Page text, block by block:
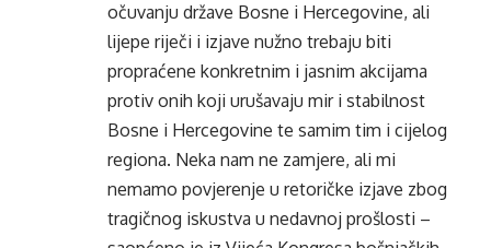
očuvanju države Bosne i Hercegovine, ali
lijepe riječi i izjave nužno trebaju biti
propraćene konkretnim i jasnim akcijama
protiv onih koji urušavaju mir i stabilnost
Bosne i Hercegovine te samim tim i cijelog
regiona. Neka nam ne zamjere, ali mi
nemamo povjerenje u retoričke izjave zbog
tragičnog iskustva u nedavnoj prošlosti –